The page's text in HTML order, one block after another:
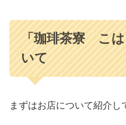
「珈琲茶寮 こは
いて
まずはお店について紹介し